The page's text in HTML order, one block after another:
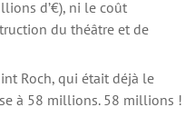
d’€), ni le coût
du théâtre et de
Roch, qui était déjà le
à 58 millions. 58 millions !